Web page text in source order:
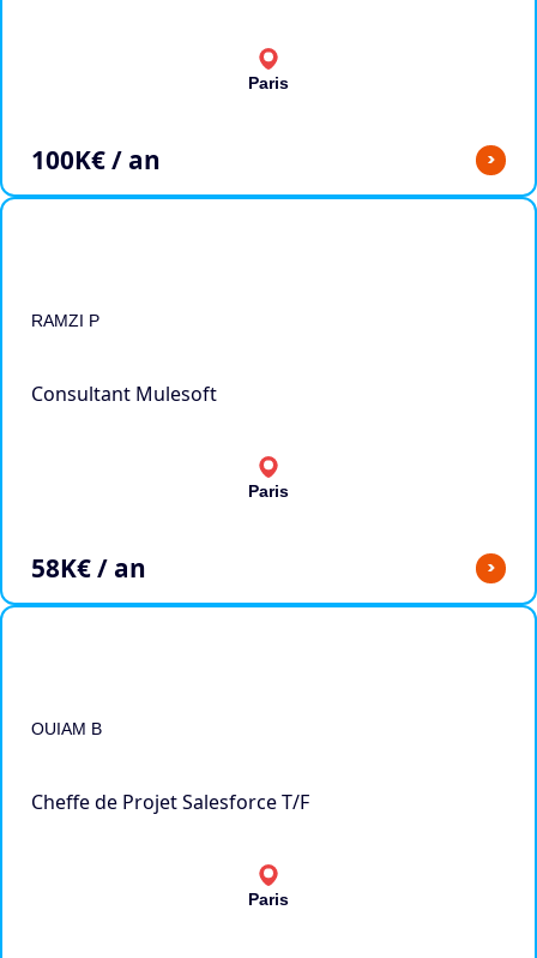
Paris
100K€ / an >
RAMZI P
Consultant Mulesoft
Paris
58K€ / an >
OUIAM B
Cheffe de Projet Salesforce T/F
Paris